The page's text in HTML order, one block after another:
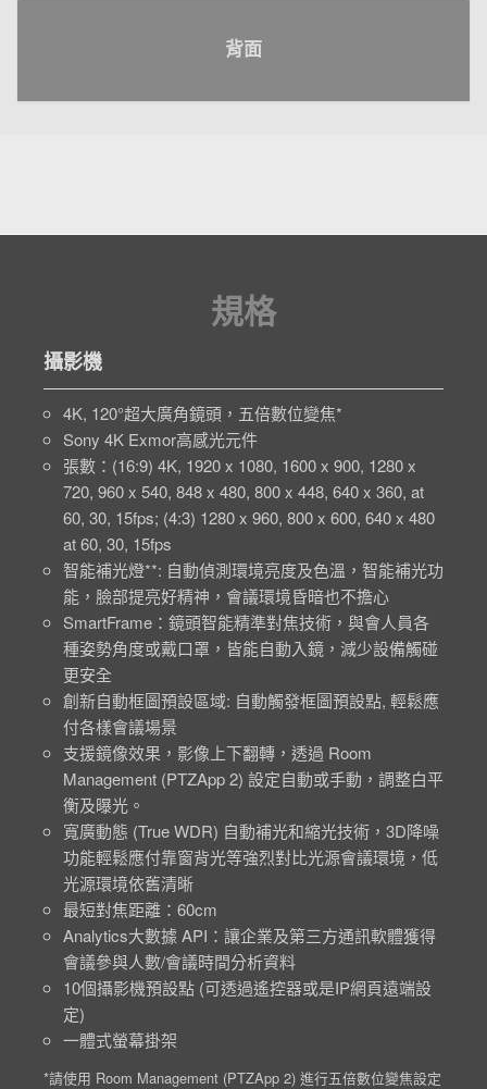
背面
規格
攝影機
4K, 120°超大廣角鏡頭，五倍數位變焦*
Sony 4K Exmor高感光元件
張數：(16:9) 4K, 1920 x 1080, 1600 x 900, 1280 x
720, 960 x 540, 848 x 480, 800 x 448, 640 x 360, at
60, 30, 15fps; (4:3) 1280 x 960, 800 x 600, 640 x 480
at 60, 30, 15fps
智能補光燈**: 自動偵測環境亮度及色溫，智能補光功
能，臉部提亮好精神，會議環境昏暗也不擔心
SmartFrame：鏡頭智能精準對焦技術，與會人員各
種姿勢角度或戴口罩，皆能自動入鏡，減少設備觸碰
更安全
創新自動框圖預設區域: 自動觸發框圖預設點, 輕鬆應
付各樣會議場景
支援鏡像效果，影像上下翻轉，透過 Room
Management (PTZApp 2) 設定自動或手動，調整白平
衡及曝光。
寬廣動態 (True WDR) 自動補光和縮光技術，3D降噪
功能輕鬆應付靠窗背光等強烈對比光源會議環境，低
光源環境依舊清晰
最短對焦距離：60cm
Analytics大數據 API：讓企業及第三方通訊軟體獲得
會議參與人數/會議時間分析資料
10個攝影機預設點 (可透過遙控器或是IP網頁遠端設
定)
一體式螢幕掛架
*請使用 Room Management (PTZApp 2) 進行五倍數位變焦設定